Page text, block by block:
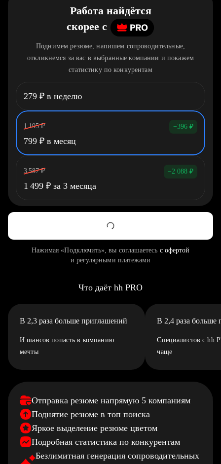
Работа найдётся
скорее c
Поднимем резюме, напишем сопроводительные,
откликнемся за вас в выбранные компании и покажем
статистику по конкурентам
279 ₽ в неделю
1 195 ₽ −396 ₽
799 ₽ в месяц
3 587 ₽ −2 088 ₽
1 499 ₽ за 3 месяца
Нажимая «Подключить», вы соглашаетесь с офертой
и регулярными платежами
Что даёт hh PRO
В 2,3 раза больше приглашений
И шансов попасть в компанию
мечты
В 2,4 раза больше
Специалистов с hh
чаще
Отправка резюме напрямую 5 компаниям
Поднятие резюме в топ поиска
Яркое выделение резюме цветом
Подробная статистика по конкурентам
Безлимитная генерация сопроводительных